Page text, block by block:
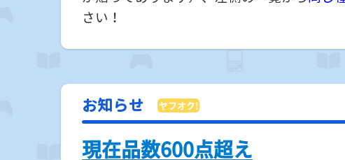
さい！
お知らせ
現在品数600点超え